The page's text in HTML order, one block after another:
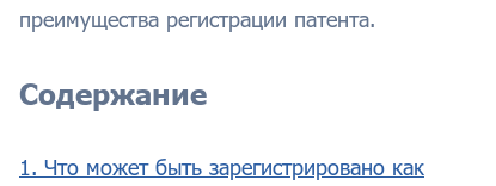
преимущества регистрации патента.
Содержание
1. Что может быть зарегистрировано как